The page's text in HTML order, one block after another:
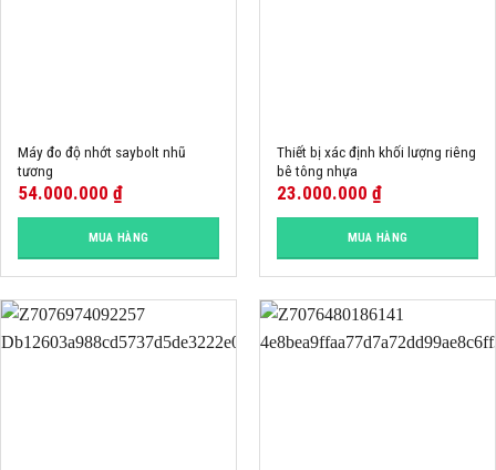
Máy đo độ nhớt saybolt nhũ
tương
54.000.000 ₫
MUA HÀNG
Thiết bị xác định khối lượng riêng
bê tông nhựa
23.000.000 ₫
MUA HÀNG